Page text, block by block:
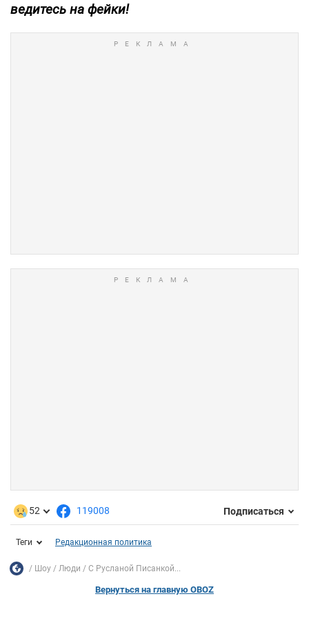
ведитесь на фейки!
52 119008 Подписаться
Теги Редакционная политика
Шоу Люди С Русланой Писанкой...
Вернуться на главную OBOZ